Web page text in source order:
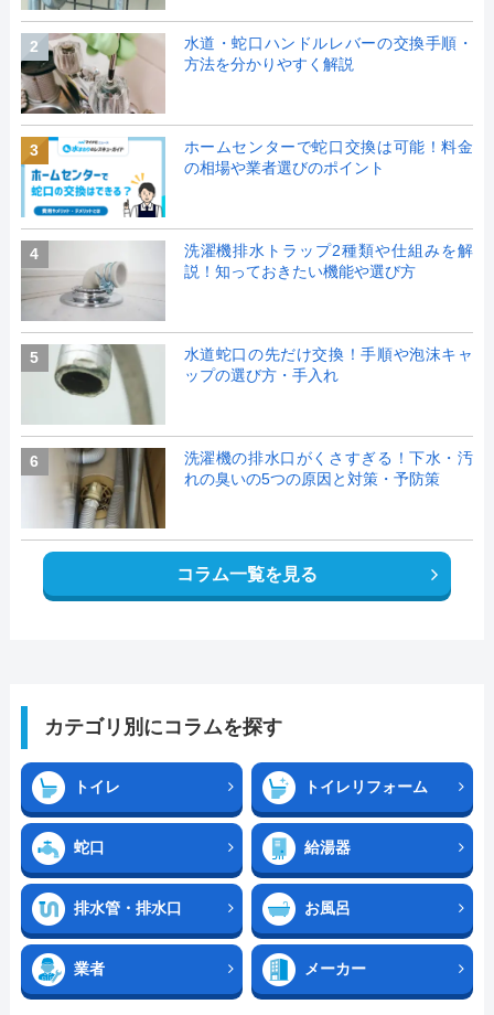
2
水道・蛇口ハンドルレバーの交換手順・
方法を分かりやすく解説
3
ホームセンターで蛇口交換は可能！料金
の相場や業者選びのポイント
4
洗濯機排水トラップ2種類や仕組みを解
説！知っておきたい機能や選び方
5
水道蛇口の先だけ交換！手順や泡沫キャ
ップの選び方・手入れ
6
洗濯機の排水口がくさすぎる！下水・汚
れの臭いの5つの原因と対策・予防策
コラム一覧を見る
カテゴリ別にコラムを探す
トイレ トイレリフォーム
蛇口 給湯器
排水管・排水口 お風呂
業者 メーカー